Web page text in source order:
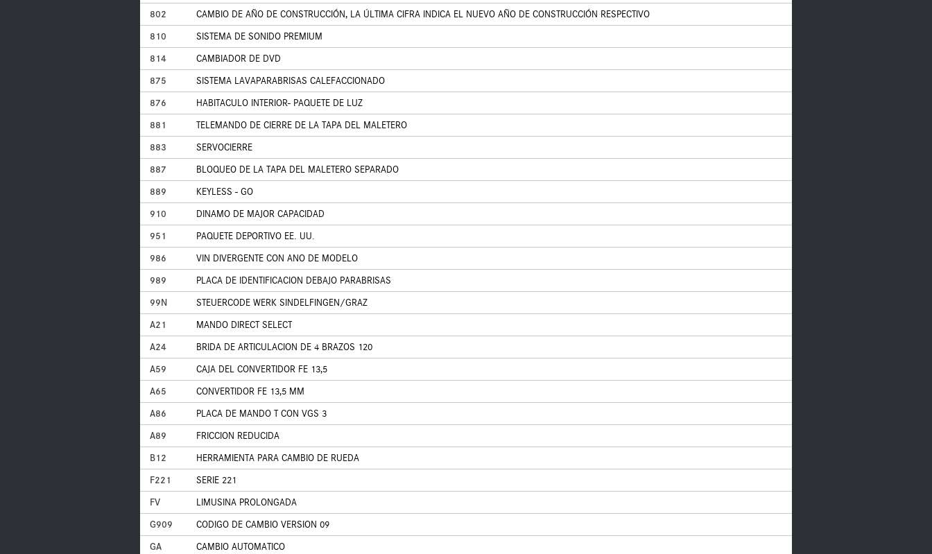
802
CAMBIO DE AÑO DE CONSTRUCCIÓN, LA ÚLTIMA CIFRA INDICA EL NUEVO AÑO DE CONSTRUCCIÓN RESPECTIVO
810
SISTEMA DE SONIDO PREMIUM
814
CAMBIADOR DE DVD
875
SISTEMA LAVAPARABRISAS CALEFACCIONADO
876
HABITACULO INTERIOR- PAQUETE DE LUZ
881
TELEMANDO DE CIERRE DE LA TAPA DEL MALETERO
883
SERVOCIERRE
887
BLOQUEO DE LA TAPA DEL MALETERO SEPARADO
889
KEYLESS - GO
910
DINAMO DE MAJOR CAPACIDAD
951
PAQUETE DEPORTIVO EE. UU.
986
VIN DIVERGENTE CON ANO DE MODELO
989
PLACA DE IDENTIFICACION DEBAJO PARABRISAS
99N
STEUERCODE WERK SINDELFINGEN/GRAZ
A21
MANDO DIRECT SELECT
A24
BRIDA DE ARTICULACION DE 4 BRAZOS 120
A59
CAJA DEL CONVERTIDOR FE 13,5
A65
CONVERTIDOR FE 13,5 MM
A86
PLACA DE MANDO T CON VGS 3
A89
FRICCION REDUCIDA
B12
HERRAMIENTA PARA CAMBIO DE RUEDA
F221
SERIE 221
FV
LIMUSINA PROLONGADA
G909
CODIGO DE CAMBIO VERSION 09
GA
CAMBIO AUTOMATICO